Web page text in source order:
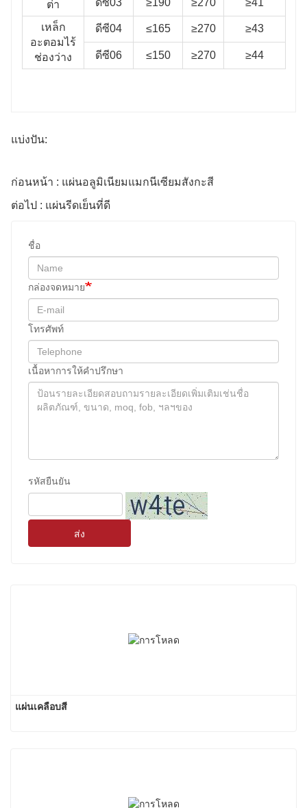
ต่ํา
เหล็ก
อะตอมไร้
ช่องว่าง
ดีซี04 ≤165 ≥270 ≥43
ดีซี06 ≤150 ≥270 ≥44
แบ่งปัน:
ก่อนหน้า : แผ่นอลูมิเนียมแมกนีเซียมสังกะสี
ต่อไป : แผ่นรีดเย็นที่ดี
ชื่อ
กล่องจดหมาย
โทรศัพท์
เนื้อหาการให้คําปรึกษา
รหัสยืนยัน
ส่ง
แผ่นเคลือบสี